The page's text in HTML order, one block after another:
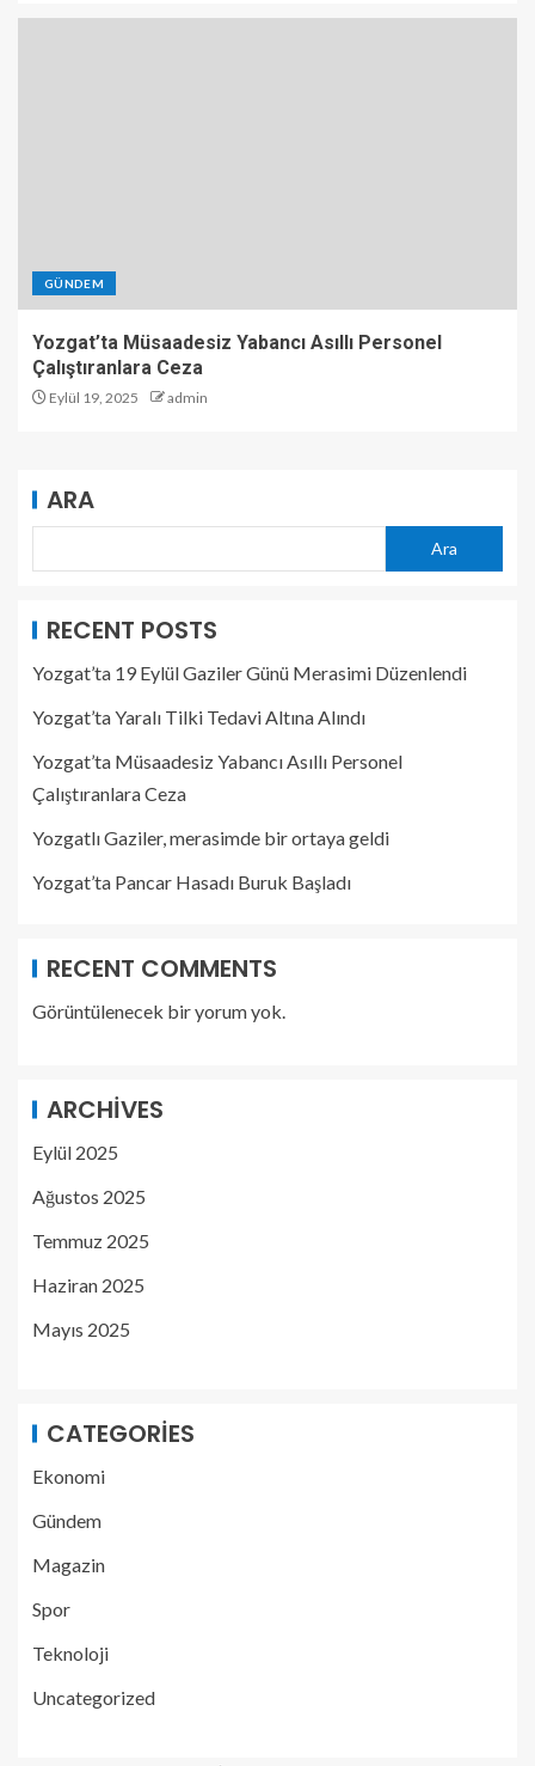
GÜNDEM
Yozgat’ta Müsaadesiz Yabancı Asıllı Personel
Çalıştıranlara Ceza
Eylül 19, 2025 admin
ARA
Ara
RECENT POSTS
Yozgat’ta 19 Eylül Gaziler Günü Merasimi Düzenlendi
Yozgat’ta Yaralı Tilki Tedavi Altına Alındı
Yozgat’ta Müsaadesiz Yabancı Asıllı Personel
Çalıştıranlara Ceza
Yozgatlı Gaziler, merasimde bir ortaya geldi
Yozgat’ta Pancar Hasadı Buruk Başladı
RECENT COMMENTS
Görüntülenecek bir yorum yok.
ARCHIVES
Eylül 2025
Ağustos 2025
Temmuz 2025
Haziran 2025
Mayıs 2025
CATEGORIES
Ekonomi
Gündem
Magazin
Spor
Teknoloji
Uncategorized